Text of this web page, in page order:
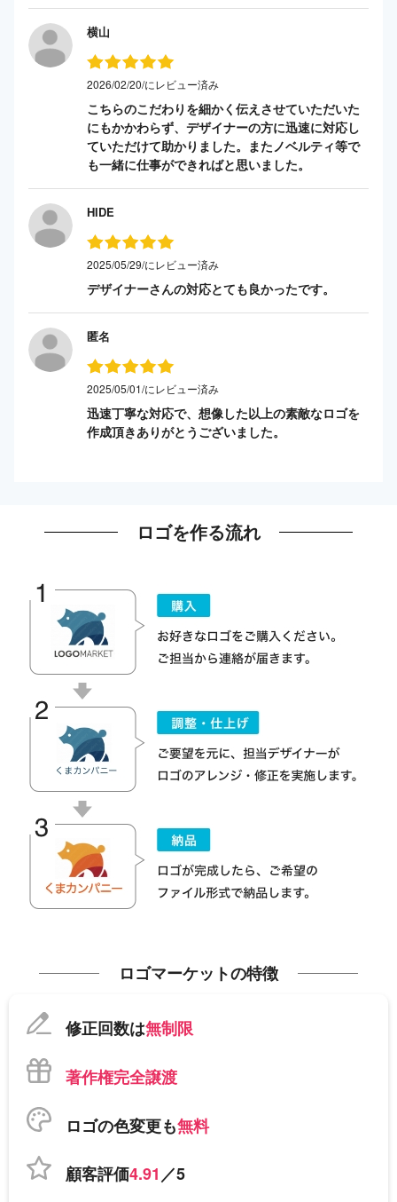
横山
2026/02/20/にレビュー済み
こちらのこだわりを細かく伝えさせていただいた
にもかかわらず、デザイナーの方に迅速に対応し
ていただけて助かりました。またノベルティ等で
も一緒に仕事ができればと思いました。
HIDE
2025/05/29/にレビュー済み
デザイナーさんの対応とても良かったです。
匿名
2025/05/01/にレビュー済み
迅速丁寧な対応で、想像した以上の素敵なロゴを
作成頂きありがとうございました。
ロゴを作る流れ
ロゴマーケットの特徴
修正回数は無制限
著作権完全譲渡
ロゴの色変更も無料
顧客評価4.91／5